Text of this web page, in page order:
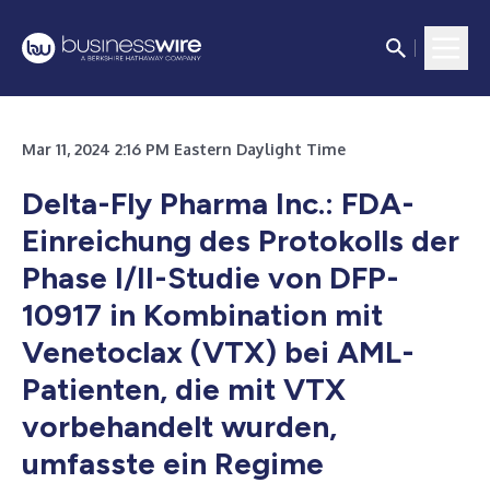
Mar 11, 2024 2:16 PM Eastern Daylight Time
Delta-Fly Pharma Inc.: FDA-
Einreichung des Protokolls der
Phase I/II-Studie von DFP-
10917 in Kombination mit
Venetoclax (VTX) bei AML-
Patienten, die mit VTX
vorbehandelt wurden,
umfasste ein Regime